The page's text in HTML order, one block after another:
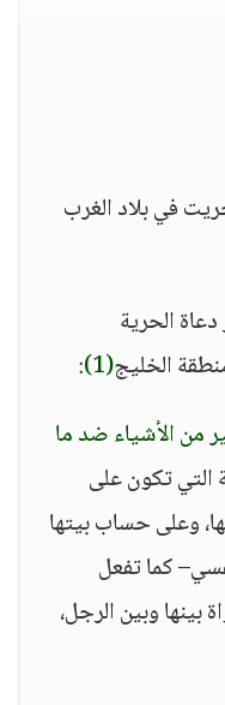
في بلاد الغرب
الحرية
الخليج(1)
:
من الأشياء ضد ما
التي تكون على
وعلى حساب بيتها
كما تفعل
وبين الرجل،